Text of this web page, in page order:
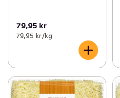
79,95 kr
79,95 kr /kg